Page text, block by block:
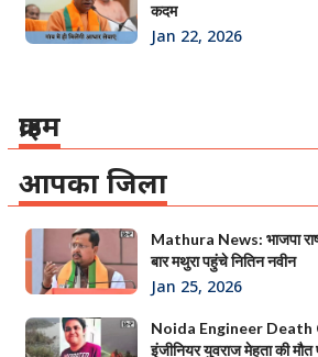
कदम
Jan 22, 2026
क्राइम
आपका जिला
Mathura News: भाजपा
बार मथुरा पहुंचे नितिन नवीन
Jan 25, 2026
Noida Engineer Death
इंजीनियर युवराज मेहता की